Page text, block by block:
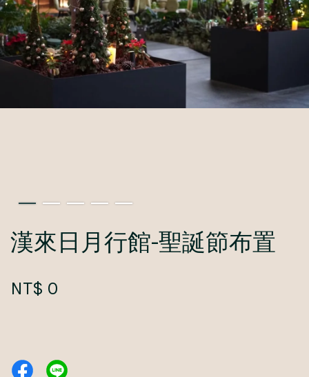
漢來日月行館-聖誕節布置
NT$ 0